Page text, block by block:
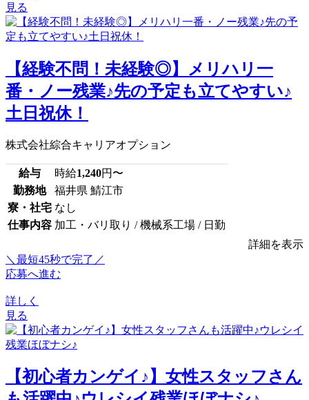
見る
【経験不問！未経験◎】メリハリ一
番・ノー残業♪先の予定も立てやすい♪
土日祝休！
株式会社綜合キャリアオプション
給与 時給1,240円〜
勤務地
福井県 鯖江市
寮・社宅 なし
仕事内容 加工・バリ取り / 機械系工場 / 日勤
詳細を表示
＼最短45秒で完了／
応募へ進む
詳しく
見る
【初心者カンゲイ♪】女性スタッフさん